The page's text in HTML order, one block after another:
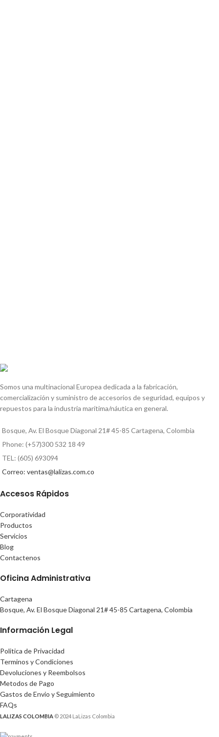
Somos una multinacional Europea dedicada a la fabricación,
comercialización y suministro de accesorios de seguridad, equipos y
repuestos para la industria marítima/náutica en general.
Bosque, Av. El Bosque Diagonal 21# 45-85 Cartagena, Colombia
Phone: (+57)300 532 18 49
TEL: (605) 693094
Correo: ventas@lalizas.com.co
Accesos Rápidos
Corporatividad
Productos
Servicios
Blog
Contactenos
Oficina Administrativa
Cartagena
Bosque, Av. El Bosque Diagonal 21# 45-85 Cartagena, Colombia
Información Legal
Politica de Privacidad
Terminos y Condiciones
Devoluciones y Reembolsos
Metodos de Pago
Gastos de Envio y Seguimiento
FAQs
LALIZAS COLOMBIA © 2024 LaLizas Colombia